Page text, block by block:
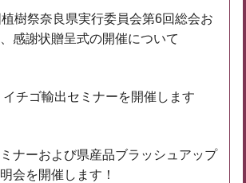
樹祭奈良県実行委員会第6回総会お
感謝状贈呈式の開催について
チゴ輸出セミナーを開催します
ナーおよび県産品ブラッシュアップ
会を開催します！